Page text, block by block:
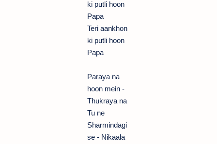
ki putli hoon
Papa
Teri aankhon
ki putli hoon
Papa
Paraya na
hoon mein -
Thukraya na
Tu ne
Sharmindagi
se - Nikaala